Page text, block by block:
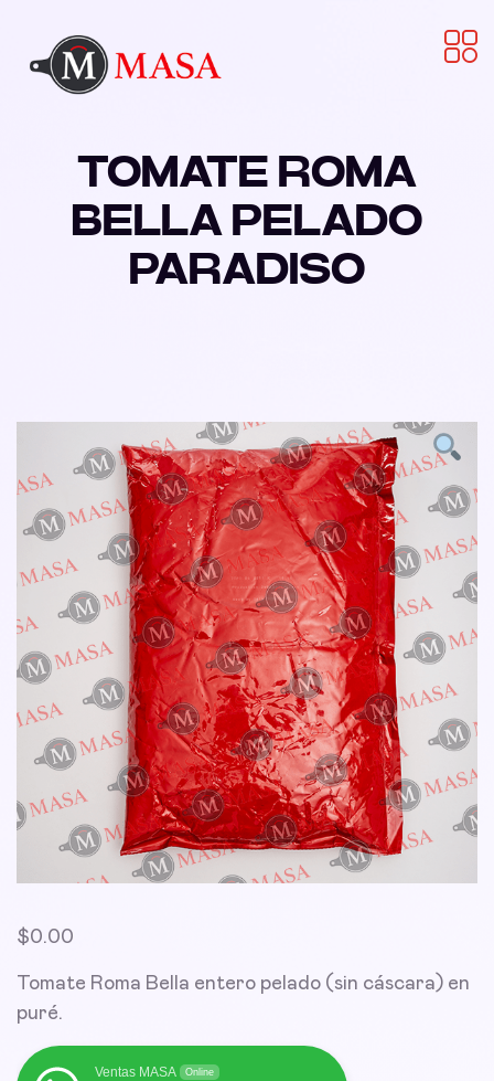
TOMATE ROMA
BELLA PELADO
PARADISO
$0.00
Tomate Roma Bella entero pelado (sin cáscara) en
puré.
Ventas MASA Online